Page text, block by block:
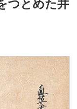
つとめた井